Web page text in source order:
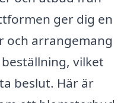
ger dig en
och arrangemang
vilket
beslut. Här är